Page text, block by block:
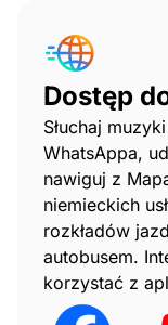
Dostęp
Słuchaj
WhatsAppa,
nawiguj z
niemieckich
rozkładów
autobusem.
korzystać z